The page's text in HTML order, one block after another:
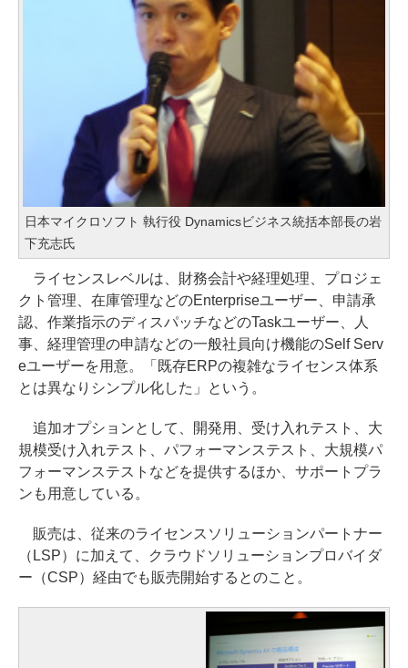
日本マイクロソフト 執行役 Dynamicsビジネス統括本部長の岩
下充志氏
ライセンスレベルは、財務会計や経理処理、プロジェ
クト管理、在庫管理などのEnterpriseユーザー、申請承
認、作業指示のディスパッチなどのTaskユーザー、人
事、経理管理の申請などの一般社員向け機能のSelf Serv
eユーザーを用意。「既存ERPの複雑なライセンス体系
とは異なりシンプル化した」という。
追加オプションとして、開発用、受け入れテスト、大
規模受け入れテスト、パフォーマンステスト、大規模パ
フォーマンステストなどを提供するほか、サポートプラ
ンも用意している。
販売は、従来のライセンスソリューションパートナー
（LSP）に加えて、クラウドソリューションプロバイダ
ー（CSP）経由でも販売開始するとのこと。